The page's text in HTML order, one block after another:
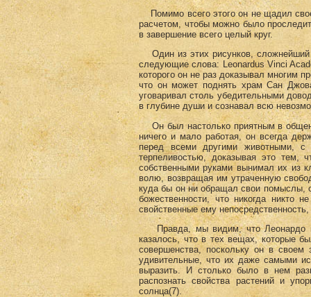
Помимо всего этого он не щадил
расчетом, чтобы можно было
в завершение всего целый круг.
Один из этих рисунков, сложнейший
следующие слова: Leonardus Vinci
которого он не раз доказывал многим
что он может поднять храм Сан
уговаривал столь убедительными
в глубине души и сознавал всю
Он был настолько приятным в
ничего и мало работая, он всегда
перед всеми другими животными,
терпеливостью, доказывая это тем,
собственными руками вынимал их из
волю, возвращая им утраченную
куда бы он ни обращал свои помыслы,
божественности, что никогда никто
свойственные ему
Правда, мы видим, что Леонардо
казалось, что в тех вещах, которые
совершенства, поскольку он в своем
удивительные, что их даже самыми
выразить. И столько было в нем
распознать свойства растений и
солнца(7)